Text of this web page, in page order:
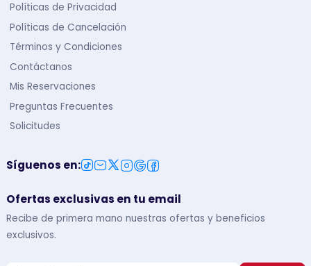
Políticas de Privacidad
Políticas de Cancelación
Términos y Condiciones
Contáctanos
Mis Reservaciones
Preguntas Frecuentes
Solicitudes
Síguenos en:
Ofertas exclusivas en tu email
Recibe de primera mano nuestras ofertas y beneficios
exclusivos.